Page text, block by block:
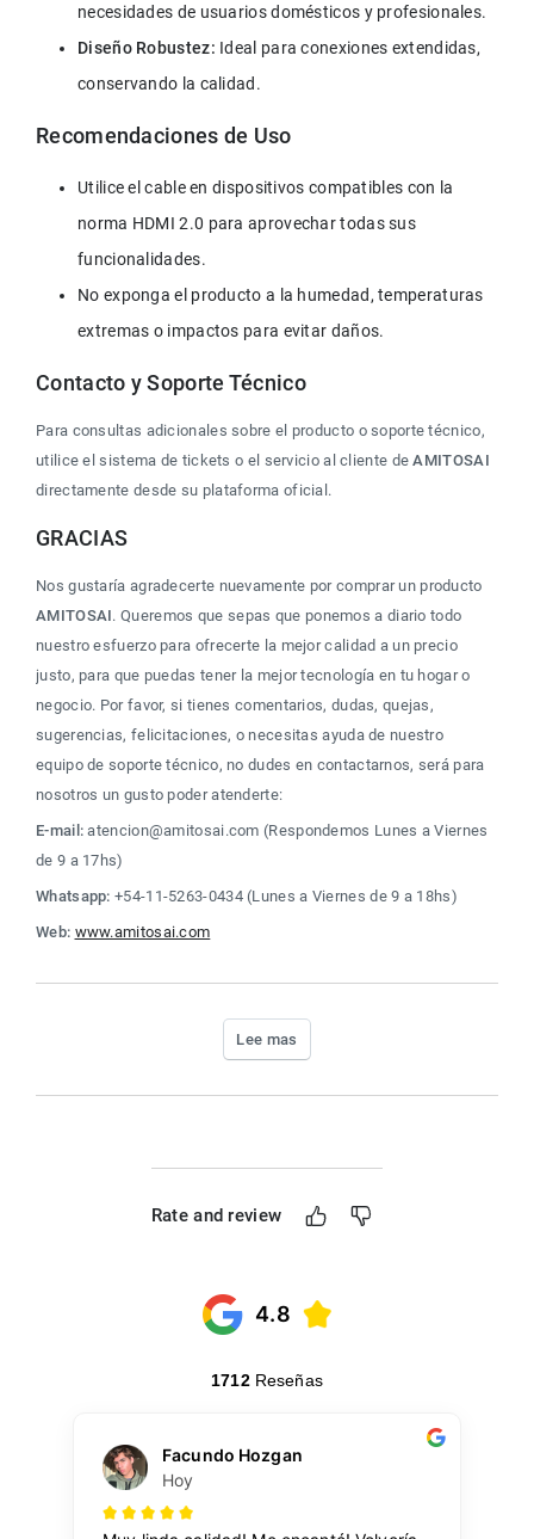
necesidades de usuarios domésticos y profesionales.
Diseño Robustez: Ideal para conexiones extendidas,
conservando la calidad.
Recomendaciones de Uso
Utilice el cable en dispositivos compatibles con la
norma HDMI 2.0 para aprovechar todas sus
funcionalidades.
No exponga el producto a la humedad, temperaturas
extremas o impactos para evitar daños.
Contacto y Soporte Técnico
Para consultas adicionales sobre el producto o soporte técnico,
utilice el sistema de tickets o el servicio al cliente de AMITOSAI
directamente desde su plataforma oficial.
GRACIAS
Nos gustaría agradecerte nuevamente por comprar un producto
AMITOSAI. Queremos que sepas que ponemos a diario todo
nuestro esfuerzo para ofrecerte la mejor calidad a un precio
justo, para que puedas tener la mejor tecnología en tu hogar o
negocio. Por favor, si tienes comentarios, dudas, quejas,
sugerencias, felicitaciones, o necesitas ayuda de nuestro
equipo de soporte técnico, no dudes en contactarnos, será para
nosotros un gusto poder atenderte:
E-mail: atencion@amitosai.com (Respondemos Lunes a Viernes
de 9 a 17hs)
Whatsapp: +54-11-5263-0434 (Lunes a Viernes de 9 a 18hs)
Web: www.amitosai.com
Lee mas
Rate and review